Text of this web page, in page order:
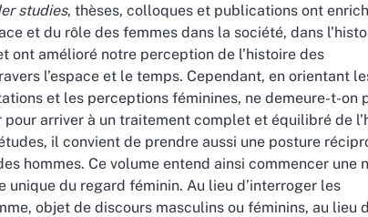
studies, thèses, colloques et publications ont
et du rôle des femmes dans la société, dans
ont amélioré notre perception de l’histoire des
l’espace et le temps. Cependant, en orientant
et les perceptions féminines, ne demeure-t-on
arriver à un traitement complet et équilibré de
il convient de prendre aussi une posture
hommes. Ce volume entend ainsi commencer une
du regard féminin. Au lieu d’interroger les
objet de discours masculins ou féminins, au lieu